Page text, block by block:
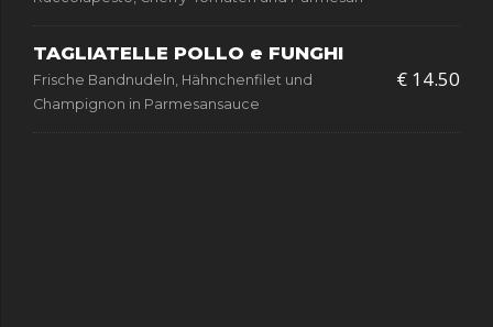
TAGLIATELLE POLLO e FUNGHI
Frische Bandnudeln, Hähnchenfilet und
Champignon in Parmesansauce
€ 14.50